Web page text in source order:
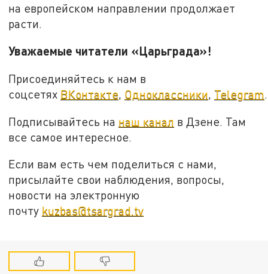
на европейском направлении продолжает
расти.
Уважаемые читатели «Царьграда»!
Присоединяйтесь к нам в
соцсетях ВКонтакте, Одноклассники, Telegram.
Подписывайтесь на наш канал в Дзене. Там
все самое интересное.
Если вам есть чем поделиться с нами,
присылайте свои наблюдения, вопросы,
новости на электронную
почту kuzbas@tsargrad.tv